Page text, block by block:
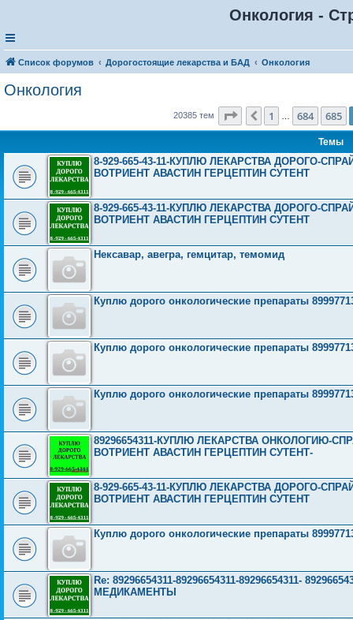
Онкология -
Список форумов Дорогостоящие лекарства и БАД Онкология
Онкология
20385 тем Страница 686из 816
Пред.
1 684 685
Темы
8-929-665-43-11-КУПЛЮ ЛЕКАРСТВА ДОРОГО-
ВОТРИЕНТ АВАСТИН ГЕРЦЕПТИН СУТЕНТ
8-929-665-43-11-КУПЛЮ ЛЕКАРСТВА ДОРОГО-
ВОТРИЕНТ АВАСТИН ГЕРЦЕПТИН СУТЕНТ
Нексавар, авегра, гемцитар, темомид
Куплю дорого онкологические препараты
Куплю дорого онкологические препараты
Куплю дорого онкологические препараты
89296654311-КУПЛЮ ЛЕКАРСТВА ОНКОЛОГИЮ-
ВОТРИЕНТ АВАСТИН ГЕРЦЕПТИН СУТЕНТ-
8-929-665-43-11-КУПЛЮ ЛЕКАРСТВА ДОРОГО-
ВОТРИЕНТ АВАСТИН ГЕРЦЕПТИН СУТЕНТ
Куплю дорого онкологические препараты
Re: 89296654311-89296654311-89296654311-
МЕДИКАМЕНТЫ